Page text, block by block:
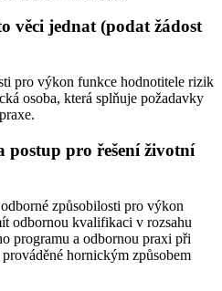
věci jednat (podat žádost
pro výkon funkce hodnotitele rizik
osoba, která splňuje požadavky
postup pro řešení životní
způsobilosti pro výkon
odbornou kvalifikaci v rozsahu
programu a odbornou praxi při
hornickým způsobem